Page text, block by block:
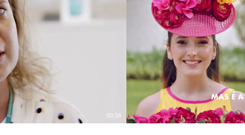
00:36